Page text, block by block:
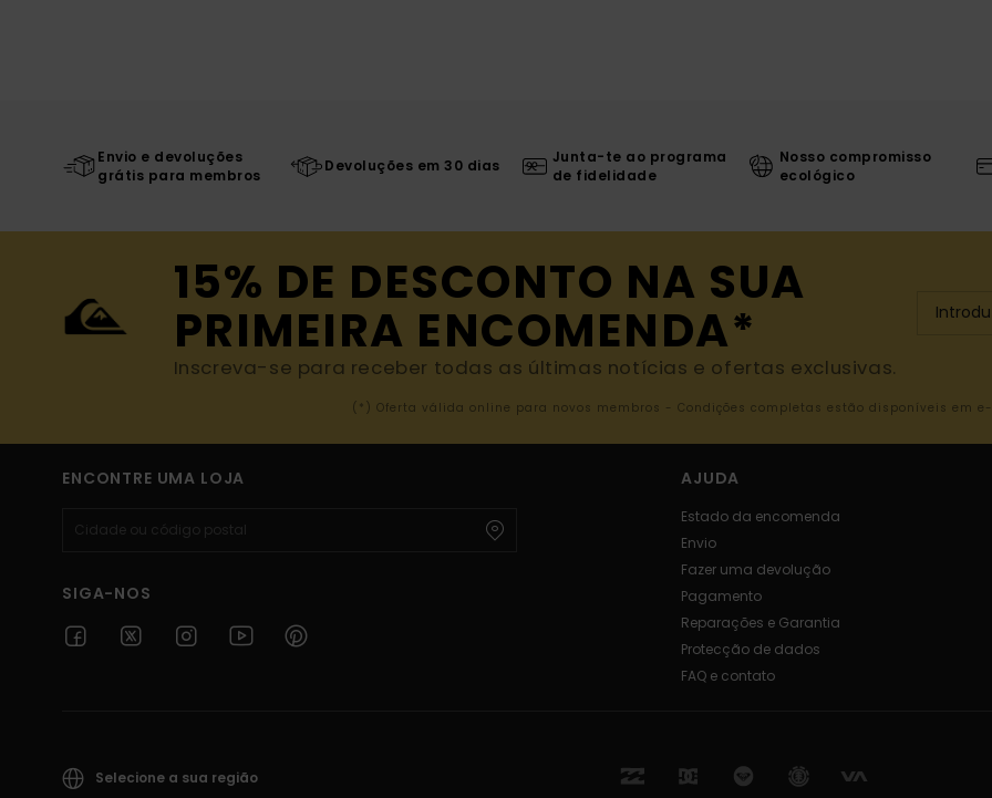
Envio e devoluções
grátis para membros
Devoluções em 30 dias
Junta-te ao programa
de fidelidade
Nosso compromisso
ecológico
15% DE DESCONTO NA SUA
PRIMEIRA ENCOMENDA*
Inscreva-se para receber todas as últimas notícias e ofertas exclusivas.
(*) Oferta válida online para novos membros - Condições completas estão disponíveis em
ENCONTRE UMA LOJA
SIGA-NOS
AJUDA
Estado da encomenda
Envio
Fazer uma devolução
Pagamento
Reparações e Garantia
Protecção de dados
FAQ e contato
Selecione a sua região